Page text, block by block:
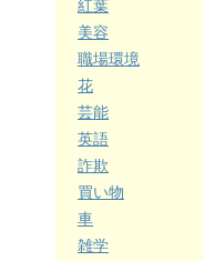
紅葉
美容
職場環境
花
芸能
英語
詐欺
買い物
車
雑学